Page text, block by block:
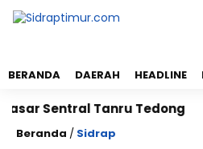
BERANDA DAERAH HEADLINE
Tanru Tedong
Beranda / Sidrap